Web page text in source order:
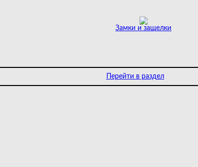
Замки и защелки
Перейти в раздел